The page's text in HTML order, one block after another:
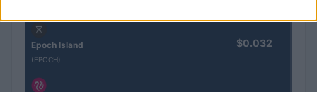
Epoch Island
(EPOCH)
$0.032